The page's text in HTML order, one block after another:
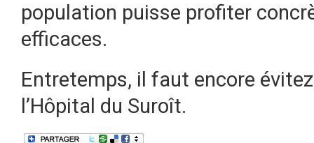
population puisse profiter
efficaces.
Entretemps, il faut encore
l’Hôpital du Suroît.